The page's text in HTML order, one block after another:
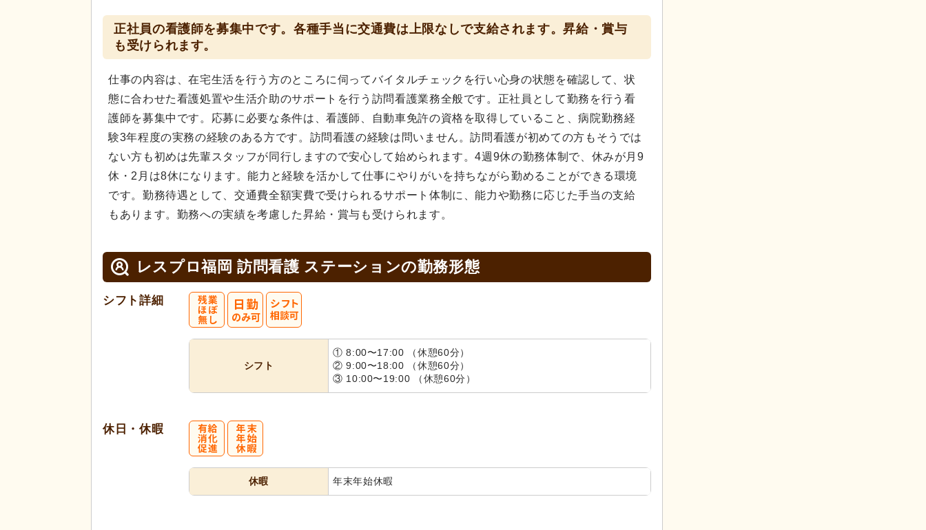
正社員の看護師を募集中です。各種手当に交通費は上限なしで支給されます。昇給・賞与
も受けられます。
仕事の内容は、在宅生活を行う方のところに伺ってバイタルチェックを行い心身の状態を確認して、状
態に合わせた看護処置や生活介助のサポートを行う訪問看護業務全般です。正社員として勤務を行う看
護師を募集中です。応募に必要な条件は、看護師、自動車免許の資格を取得していること、病院勤務経
験3年程度の実務の経験のある方です。訪問看護の経験は問いません。訪問看護が初めての方もそうでは
ない方も初めは先輩スタッフが同行しますので安心して始められます。4週9休の勤務体制で、休みが月9
休・2月は8休になります。能力と経験を活かして仕事にやりがいを持ちながら勤めることができる環境
です。勤務待遇として、交通費全額実費で受けられるサポート体制に、能力や勤務に応じた手当の支給
もあります。勤務への実績を考慮した昇給・賞与も受けられます。
レスプロ福岡 訪問看護 ステーションの勤務形態
シフト詳細
シフト
① 8:00〜17:00 （休憩60分）
② 9:00〜18:00 （休憩60分）
③ 10:00〜19:00 （休憩60分）
休日・休暇
休暇 年末年始休暇